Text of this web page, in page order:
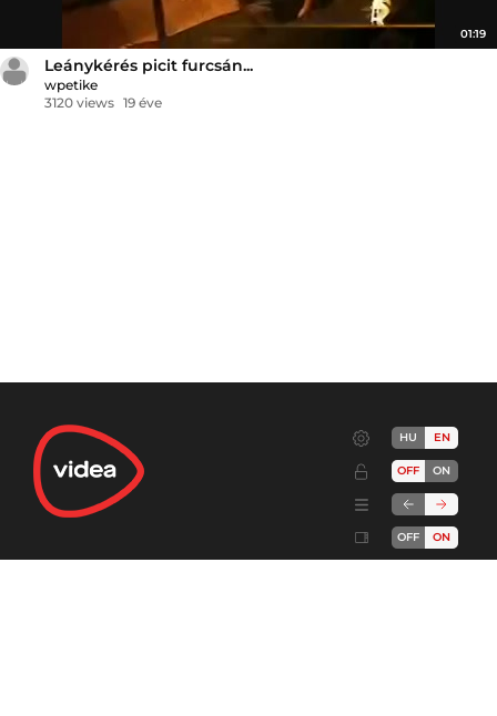
01:19
Leánykérés picit furcsán...
wpetike
3120 views 19 éve
HU EN
OFF ON
OFF ON